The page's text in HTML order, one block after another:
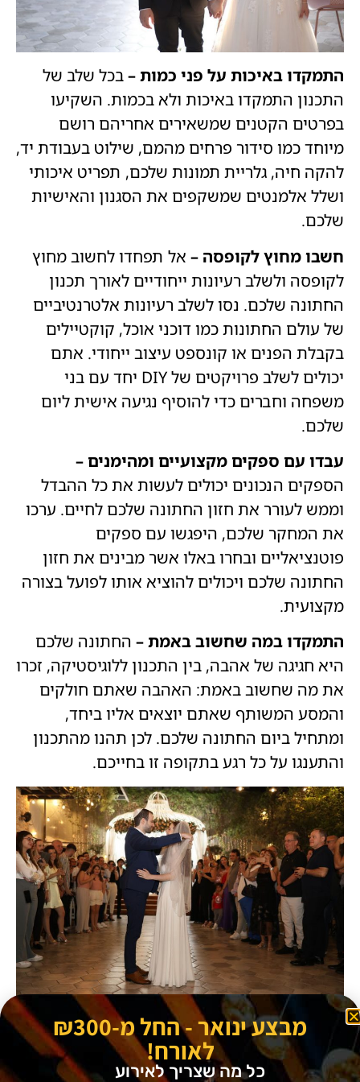
התמקדו באיכות על פני כמות –בכל שלב של
התכנון התמקדו באיכות ולא בכמות. השקיעו
בפרטים הקטנים שמשאירים אחריהם רושם
מיוחד כמו סידור פרחים מהמם, שילוט בעבודת יד,
להקה חיה, גלריית תמונות שלכם, תפריט איכותי
ושלל אלמנטים שמשקפים את הסגנון והאישיות
שלכם.
חשבו מחוץ לקופסה – אל תפחדו לחשוב מחוץ
לקופסה ולשלב רעיונות ייחודיים לאורך תכנון
החתונה שלכם. נסו לשלב רעיונות אלטרנטיביים
של עולם החתונות כמו דוכני אוכל, קוקטיילים
בקבלת הפנים או קונספט עיצוב ייחודי. אתם
יכולים לשלב פרויקטים של DIY יחד עם בני
משפחה וחברים כדי להוסיף נגיעה אישית ליום
שלכם.
עבדו עם ספקים מקצועיים ומהימנים –
הספקים הנכונים יכולים לעשות את כל ההבדל
וממש לעורר את חזון החתונה שלכם לחיים. ערכו
את המחקר שלכם, היפגשו עם ספקים
פוטנציאליים ובחרו באלו אשר מבינים את חזון
החתונה שלכם ויכולים להוציא אותו לפועל בצורה
מקצועית.
התמקדו במה שחשוב באמת – החתונה שלכם
היא חגיגה של אהבה, בין התכנון ללוגיסטיקה, זכרו
את מה שחשוב באמת: האהבה שאתם חולקים
והמסע המשותף שאתם יוצאים אליו ביחד,
ומתחיל ביום החתונה שלכם. לכן תהנו מהתכנון
והתענגו על כל רגע בתקופה זו בחייכם.
חתונות מיוחדות אצלנו בגרייס
תכנון חתונה מיוחדת זו מלאכת מחשבת. בגרייס
מבצע ינואר - החל מ-₪300
לאורח!
כל מה שצריך לאירוע